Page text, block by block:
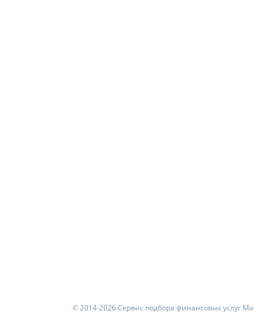
© 2014-2026 Сервис подбора финансовых услуг